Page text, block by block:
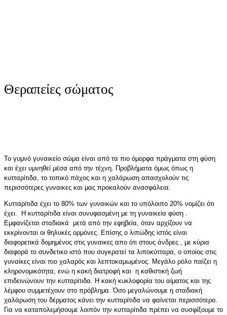
Θεραπείες σώματος
Το γυμνό γυναικείο σώμα είναι από τα πιο όμορφα πράγματα στη φύση
και έχει υμνηθεί μέσα από την τέχνη. Προβλήματα όμως όπως η
κυτταρίτιδα, το τοπικό πάχος και η χαλάρωση απασχολούν τις
περισσότερες γυναικες και μας προκαλούν ανασφάλεια.
Κυτταρίτιδα έχει το 80% των γυναικών και το υπόλοιπο 20% νομίζει ότι
έχει. Η κυτταρίτιδα είναι συνυφασμένη με τη γυναικεία φύση .
Εμφανίζεται σταδιακά μετά από την εφηβεία, όταν αρχίζουν να
εκκρίνονται οι θηλυκές ορμόνες. Επίσης ο λιπώδης ιστός είναι
διαφορετικά δομημένος στις γυναικες απο ότι στους άνδρες , με κύρια
διαφορά το συνδετικο ιστό που συγκρατεί τα λιποκύτταρα, ο οποίος στις
γυναίκες είναι πιο χαλαρός και λεπτοκαμωμένος. Μεγάλο ρόλο παίζει η
κληρονομικότητα, ενώ η κακή διατροφή και η καθιστική ζωή
επιδεινώνουν την κυτταρίτιδα. Η κακή κυκλοφορία του αίματος και της
λέμφου συμμετέχουν στο πρόβλημα. Όσο μεγαλώνουμε η σταδιακή
χαλάρωση του δέρματος κάνει την κυτταρίτιδα να φαίνεται περισσότερο.
Για να καταπολεμήσουμε λοιπόν την κυτταρίτιδα πρέπει να συσφίξουμε το